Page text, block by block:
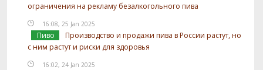
ограничения на рекламу безалкогольного пива
16:08, 25 Jan 2025
Пиво
Производство и продажи пива в России растут, но
с ним растут и риски для здоровья
16:02, 24 Jan 2025